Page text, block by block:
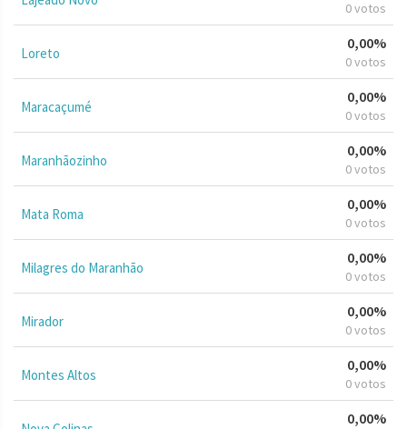
0 votos
Loreto
0,00%
0 votos
Maracaçumé
0,00%
0 votos
Maranhãozinho
0,00%
0 votos
Mata Roma
0,00%
0 votos
Milagres do Maranhão
0,00%
0 votos
Mirador
0,00%
0 votos
Montes Altos
0,00%
0 votos
0,00%